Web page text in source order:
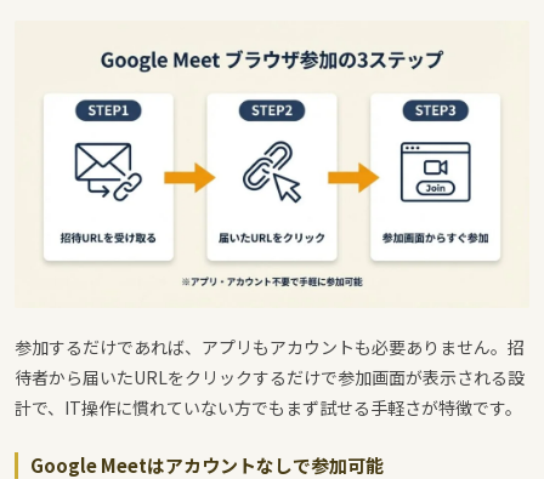
参加するだけであれば、アプリもアカウントも必要ありません。招
待者から届いたURLをクリックするだけで参加画面が表示される設
計で、IT操作に慣れていない方でもまず試せる手軽さが特徴です。
Google Meetはアカウントなしで参加可能